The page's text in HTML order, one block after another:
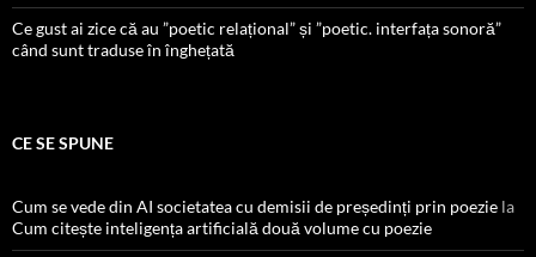
Ce gust ai zice că au ”poetic relațional” și ”poetic. interfața sonoră”
când sunt traduse în înghețată
CE SE SPUNE
Cum se vede din AI societatea cu demisii de președinți prin poezie la
Cum citește inteligența artificială două volume cu poezie